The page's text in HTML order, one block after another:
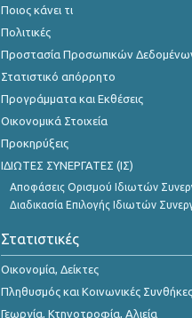
Ποιος κάνει τι
Πολιτικές
Προστασία Προσωπικών
Στατιστικό απόρρητο
Προγράμματα και Εκθέσεις
Οικονομικά Στοιχεία
Προκηρύξεις
ΙΔΙΩΤΕΣ ΣΥΝΕΡΓΑΤΕΣ (ΙΣ)
Αποφάσεις Ορισμού Ιδιωτών
Διαδικασία Επιλογής Ιδιωτών
Στατιστικές
Οικονομία, Δείκτες
Πληθυσμός και Κοινωνικές Συνθήκες
Γεωργία, Κτηνοτροφία, Αλιεία